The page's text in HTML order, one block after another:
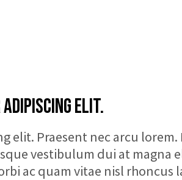
ELIT.
elit. Praesent nec arcu
vestibulum dui at
ac quam vitae nisl rhoncus